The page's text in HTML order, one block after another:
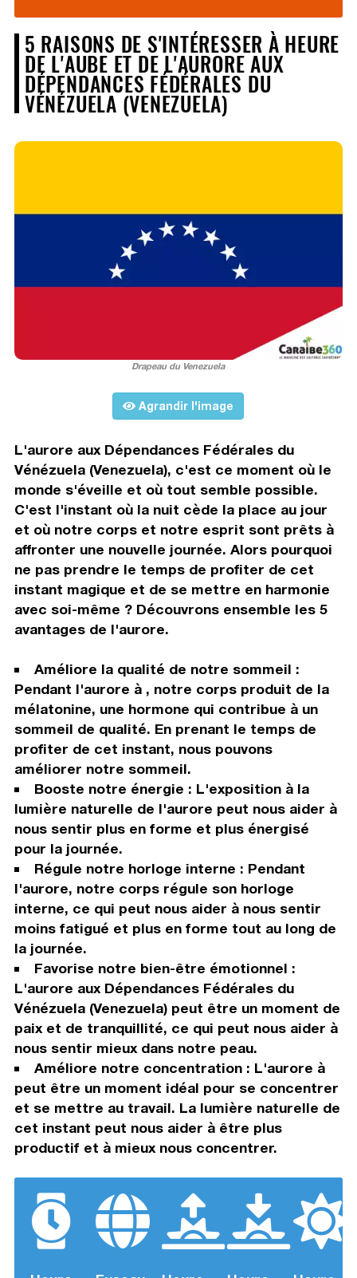
5 RAISONS DE S'INTÉRESSER À HEURE
DE L'AUBE ET DE L'AURORE AUX
DÉPENDANCES FÉDÉRALES DU
VÉNÉZUELA (VENEZUELA)
Drapeau du Venezuela
Agrandir l'image
L'aurore aux Dépendances Fédérales du
Vénézuela (Venezuela), c'est ce moment où le
monde s'éveille et où tout semble possible.
C'est l'instant où la nuit cède la place au jour
et où notre corps et notre esprit sont prêts à
affronter une nouvelle journée. Alors pourquoi
ne pas prendre le temps de profiter de cet
instant magique et de se mettre en harmonie
avec soi-même ? Découvrons ensemble les 5
avantages de l'aurore.
Améliore la qualité de notre sommeil :
Pendant l'aurore à , notre corps produit de la
mélatonine, une hormone qui contribue à un
sommeil de qualité. En prenant le temps de
profiter de cet instant, nous pouvons
améliorer notre sommeil.
Booste notre énergie : L'exposition à la
lumière naturelle de l'aurore peut nous aider à
nous sentir plus en forme et plus énergisé
pour la journée.
Régule notre horloge interne : Pendant
l'aurore, notre corps régule son horloge
interne, ce qui peut nous aider à nous sentir
moins fatigué et plus en forme tout au long de
la journée.
Favorise notre bien-être émotionnel :
L'aurore aux Dépendances Fédérales du
Vénézuela (Venezuela) peut être un moment de
paix et de tranquillité, ce qui peut nous aider à
nous sentir mieux dans notre peau.
Améliore notre concentration : L'aurore à
peut être un moment idéal pour se concentrer
et se mettre au travail. La lumière naturelle de
cet instant peut nous aider à être plus
productif et à mieux nous concentrer.